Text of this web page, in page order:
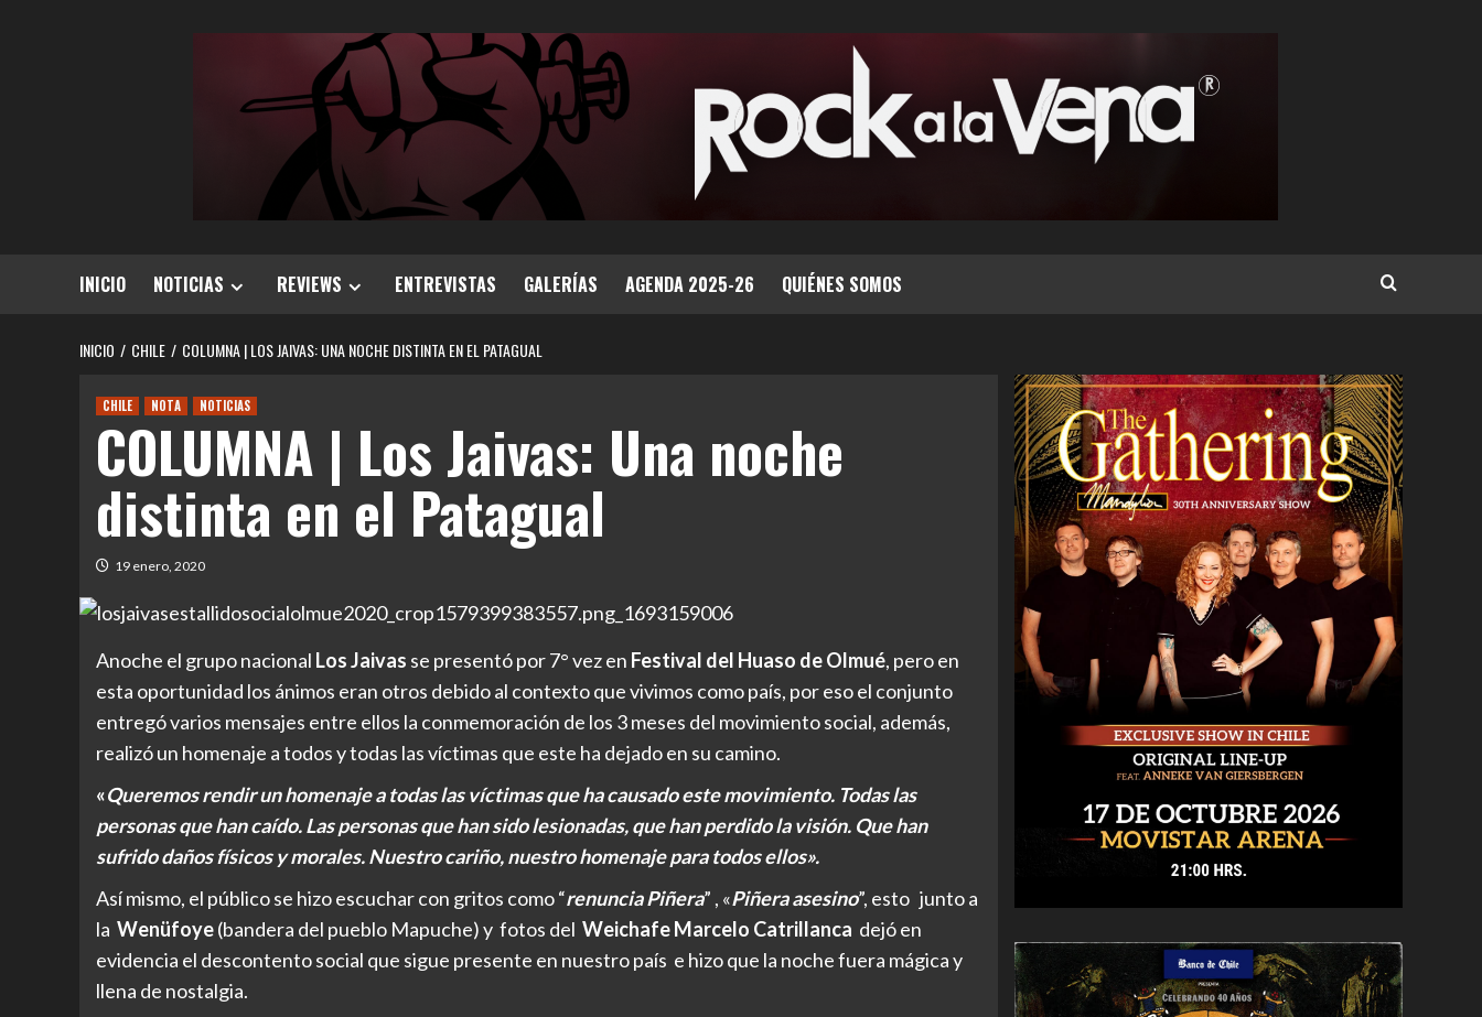
INICIO NOTICIAS REVIEWS ENTREVISTAS GALERÍAS AGENDA 2025-26 QUIÉNES SOMOS
INICIO CHILE COLUMNA | LOS JAIVAS: UNA NOCHE DISTINTA EN EL PATAGUAL
CHILE NOTA NOTICIAS
COLUMNA | Los Jaivas: Una noche
distinta en el Patagual
19 enero, 2020
Anoche el grupo nacional Los Jaivas se presentó por 7° vez en Festival del Huaso de Olmué, pero en
esta oportunidad los ánimos eran otros debido al contexto que vivimos como país, por eso el conjunto
entregó varios mensajes entre ellos la conmemoración de los 3 meses del movimiento social, además,
realizó un homenaje a todos y todas las víctimas que este ha dejado en su camino.
«Queremos rendir un homenaje a todas las víctimas que ha causado este movimiento. Todas las
personas que han caído. Las personas que han sido lesionadas, que han perdido la visión. Que han
sufrido daños físicos y morales. Nuestro cariño, nuestro homenaje para todos ellos».
Así mismo, el público se hizo escuchar con gritos como “renuncia Piñera” , «Piñera asesino”, esto junto a
la Wenüfoye(bandera del pueblo Mapuche) y fotos del Weichafe Marcelo Catrillanca dejó en
evidencia el descontento social que sigue presente en nuestro país e hizo que la noche fuera mágica y
llena de nostalgia.